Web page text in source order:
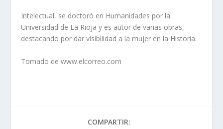
Intelectual, se doctoró en Humanidades por la
Universidad de La Rioja y es autor de varias obras,
destacando por dar visibilidad a la mujer en la Historia.
Tomado de www.elcorreo.com
COMPARTIR: